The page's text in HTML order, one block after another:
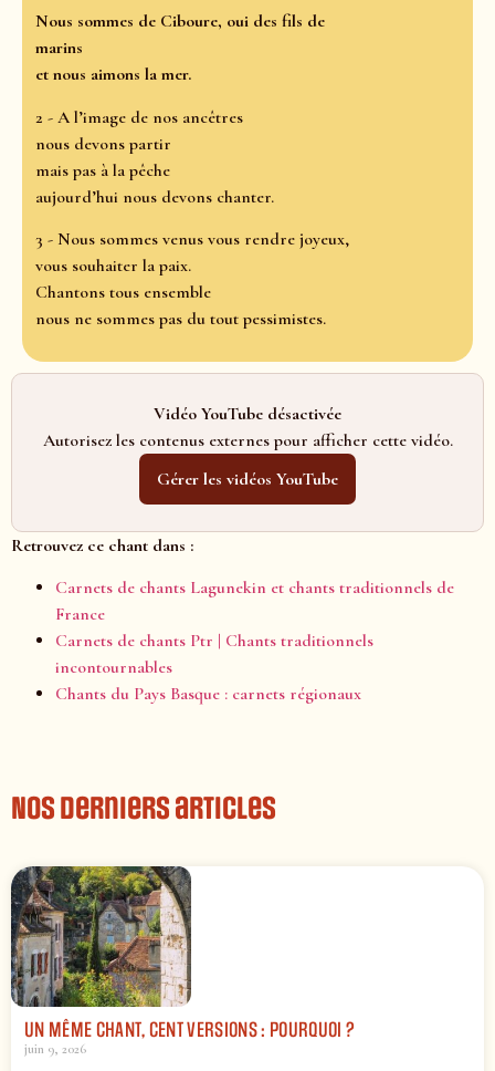
Nous sommes de Ciboure, oui des fils de
marins
et nous aimons la mer.
2 - A l’image de nos ancêtres
nous devons partir
mais pas à la pêche
aujourd’hui nous devons chanter.
3 - Nous sommes venus vous rendre joyeux,
vous souhaiter la paix.
Chantons tous ensemble
nous ne sommes pas du tout pessimistes.
Vidéo YouTube désactivée
Autorisez les contenus externes pour afficher cette vidéo.
Gérer les vidéos YouTube
Retrouvez ce chant dans :
Carnets de chants Lagunekin et chants traditionnels de
France
Carnets de chants Ptr | Chants traditionnels
incontournables
Chants du Pays Basque : carnets régionaux
Nos derniers articles
UN MÊME CHANT, CENT VERSIONS : POURQUOI ?
juin 9, 2026